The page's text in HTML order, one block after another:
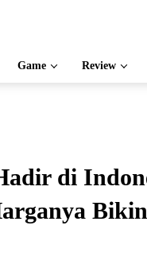
Game Review
di